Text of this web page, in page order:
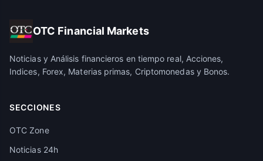
OTC Financial Markets
Noticias y Análisis financieros en tiempo real, Acciones,
Indices, Forex, Materias primas, Criptomonedas y Bonos.
SECCIONES
OTC Zone
Noticias 24h